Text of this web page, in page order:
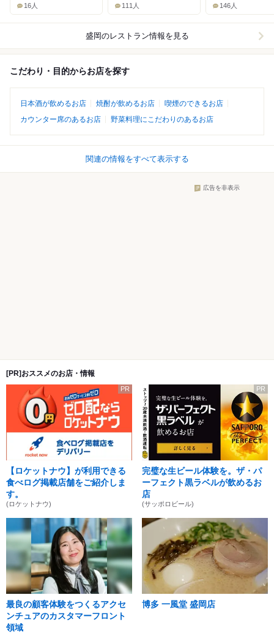
16人 111人 146人
盛岡のレストラン情報を見る
こだわり・目的からお店を探す
日本酒が飲めるお店 焼酎が飲めるお店
喫煙のできるお店
カウンター席のあるお店
野菜料理にこだわりのあるお店
関連の情報をすべて表示する
広告を非表示
[PR]おススメのお店・情報
PR
【ロケットナウ】が利用できる
食べログ掲載店舗をご紹介しま
す。
(ロケットナウ)
PR
完璧な生ビール体験を。ザ・パ
ーフェクト黒ラベルが飲めるお
店
(サッポロビール)
最良の顧客体験をつくるアクセ
ンチュアのカスタマーフロント
領域
博多 一風堂 盛岡店